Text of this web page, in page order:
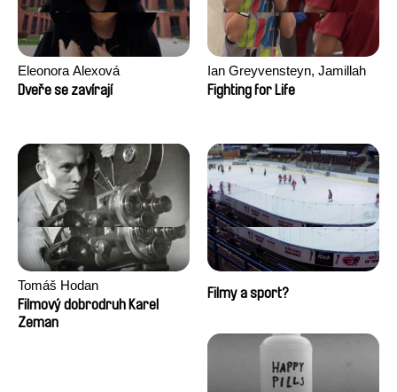
Eleonora Alexová
Dveře se zavírají
Ian Greyvensteyn, Jamillah
van der Hulst
Fighting for Life
Tomáš Hodan
Filmový dobrodruh Karel
Zeman
Filmy a sport?